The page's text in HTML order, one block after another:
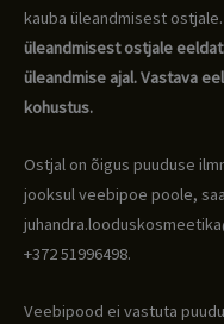
kauba üleandmisest ostjale.
üleandmisest ostjale
üleandmise ajal. Vastava
kohustus.
Ostjal on õigus puuduse
jooksul veebipoe poole,
+372 51996498.
Veebipood ei vastuta